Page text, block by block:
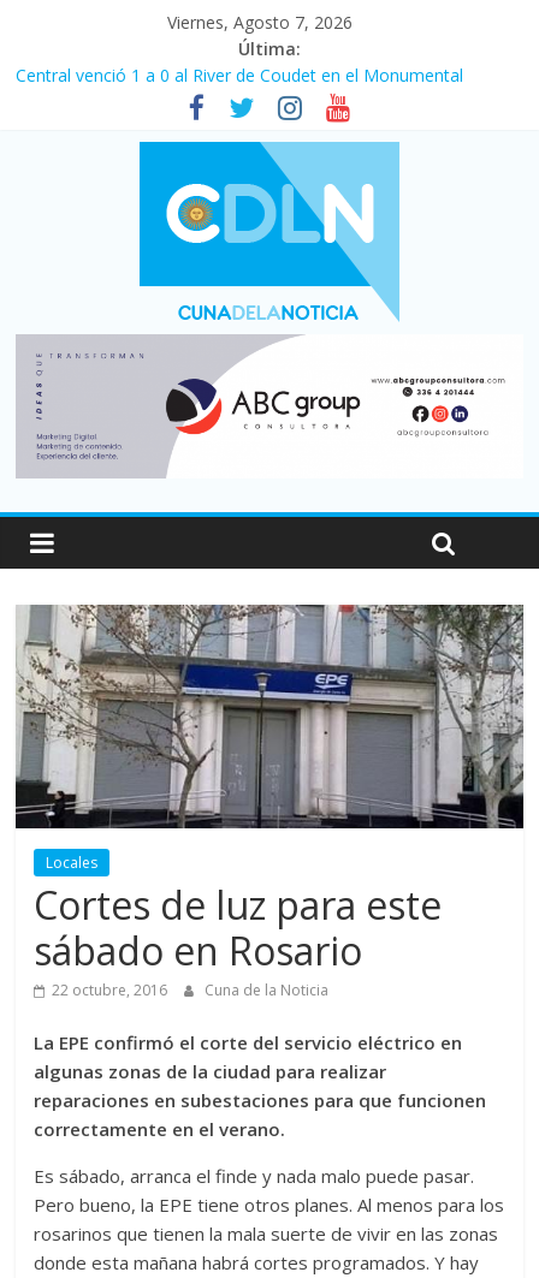
Viernes, Agosto 7, 2026
Última:
Central venció 1 a 0 al River de Coudet en el Monumental
La morosidad alcanzó su nivel más alto en dos décadas y ya
afecta a 400 mil deudores en Santa Fe
Desde que asumió Milei cerraron 41.000 kioscos: el sector
denuncia crisis como en 2001
Vacaciones de invierno con más movimiento y consumo
turístico: 4,6 millones de personas viajaron por el país, un 5,9%
Fuerte caída de la venta de autos usados en julio: bajó un 12,6%
Locales
Cortes de luz para este
sábado en Rosario
22 octubre, 2016 Cuna de la Noticia
La EPE confirmó el corte del servicio eléctrico en
algunas zonas de la ciudad para realizar
reparaciones en subestaciones para que funcionen
correctamente en el verano.
Es sábado, arranca el finde y nada malo puede pasar.
Pero bueno, la EPE tiene otros planes. Al menos para los
rosarinos que tienen la mala suerte de vivir en las zonas
donde esta mañana habrá cortes programados. Y hay